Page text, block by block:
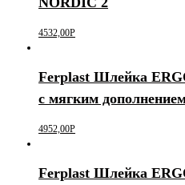
4532,00Р
Ferplast Шлейка
с мягким
4952,00Р
Ferplast Шлейка